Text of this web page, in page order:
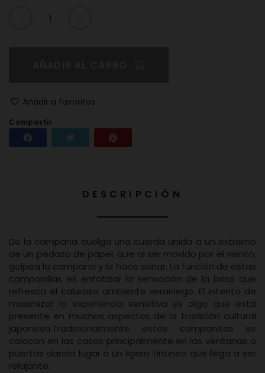
Añadir a favoritos
Compartir
Compartir Tuitear
DESCRIPCIÓN
De la campana cuelga una cuerda unida a un extremo
de un pedazo de papel, que al ser movido por el viento,
golpea la campana y la hace sonar. La función de estas
campanillas es enfatizar la sensación de la brisa que
refresca el caluroso ambiente veraniego. El intento de
maximizar la experiencia sensitiva es algo que está
presente en muchos aspectos de la tradición cultural
japonesa.Tradicionalmente estas campanitas se
colocan en las casas principalmente en las ventanas o
puertas dando lugar a un ligero tintineo que llega a ser
relajante.